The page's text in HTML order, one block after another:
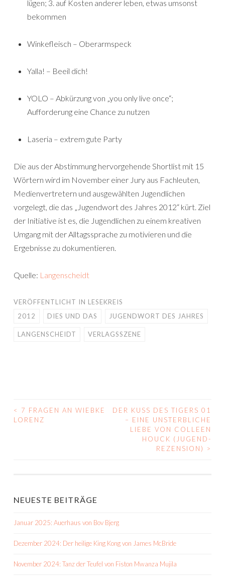
lügen; 3. auf Kosten anderer leben, etwas umsonst
bekommen
Winkefleisch – Oberarmspeck
Yalla! – Beeil dich!
YOLO – Abkürzung von „you only live once“;
Aufforderung eine Chance zu nutzen
Laseria – extrem gute Party
Die aus der Abstimmung hervorgehende Shortlist mit 15
Wörtern wird im November einer Jury aus Fachleuten,
Medienvertretern und ausgewählten Jugendlichen
vorgelegt, die das „Jugendwort des Jahres 2012“ kürt. Ziel
der Initiative ist es, die Jugendlichen zu einem kreativen
Umgang mit der Alltagssprache zu motivieren und die
Ergebnisse zu dokumentieren.
Quelle: Langenscheidt
VERÖFFENTLICHT IN LESEKREIS
2012
DIES UND DAS JUGENDWORT DES JAHRES
LANGENSCHEIDT VERLAGSSZENE
BEITRAGS-
<
7 FRAGEN AN WIEBKE
LORENZ
DER KUSS DES TIGERS 01
– EINE UNSTERBLICHE
LIEBE VON COLLEEN
HOUCK (JUGEND-
REZENSION)
>
NEUESTE BEITRÄGE
Januar 2025: Auerhaus von Bov Bjerg
Dezember 2024: Der heilige King Kong von James McBride
November 2024: Tanz der Teufel von Fiston Mwanza Mujila